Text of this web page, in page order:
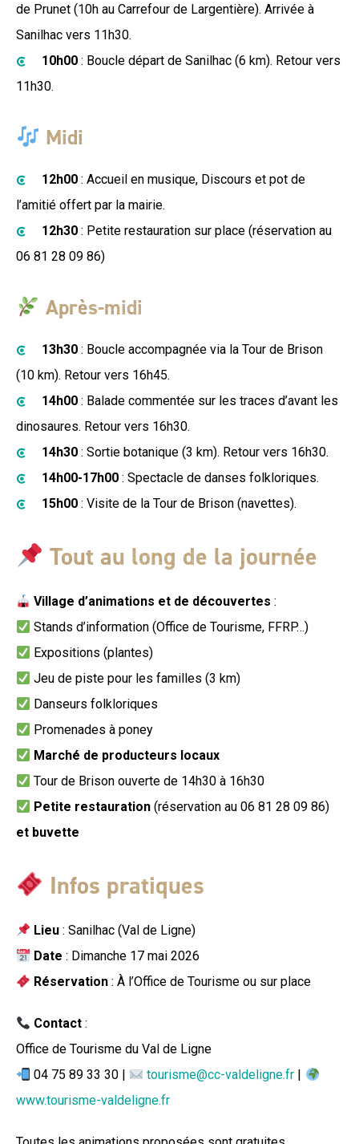
de Prunet (10h au Carrefour de Largentière). Arrivée à
Sanilhac vers 11h30.
10h00 : Boucle départ de Sanilhac (6 km). Retour vers
11h30.
Midi
12h00 : Accueil en musique, Discours et pot de
l’amitié offert par la mairie.
12h30 : Petite restauration sur place (réservation au
06 81 28 09 86)
Après-midi
13h30 : Boucle accompagnée via la Tour de Brison
(10 km). Retour vers 16h45.
14h00 : Balade commentée sur les traces d’avant les
dinosaures. Retour vers 16h30.
14h30 : Sortie botanique (3 km). Retour vers 16h30.
14h00-17h00 : Spectacle de danses folkloriques.
15h00 : Visite de la Tour de Brison (navettes).
Tout au long de la journée
Village d’animations et de découvertes :
Stands d’information (Office de Tourisme, FFRP…)
Expositions (plantes)
Jeu de piste pour les familles (3 km)
Danseurs folkloriques
Promenades à poney
Marché de producteurs locaux
Tour de Brison ouverte de 14h30 à 16h30
Petite restauration(réservation au 06 81 28 09 86)
et buvette
Infos pratiques
Lieu : Sanilhac (Val de Ligne)
Date : Dimanche 17 mai 2026
Réservation : À l’Office de Tourisme ou sur place
Contact :
Office de Tourisme du Val de Ligne
04 75 89 33 30 |
tourisme@cc-valdeligne.fr |
www.tourisme-valdeligne.fr